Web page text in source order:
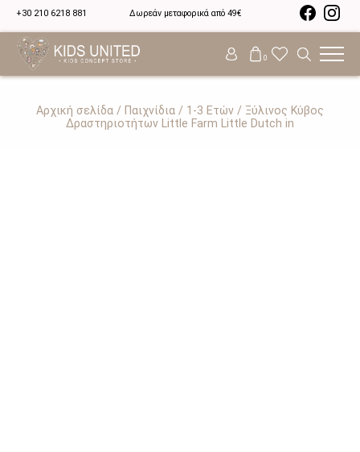
+30 210 6218 881 Δωρεάν μεταφορικά από 49€
0
Αρχική σελίδα / Παιχνίδια / 1-3 Ετών / Ξύλινος Κύβος
Δραστηριοτήτων Little Farm Little Dutch in